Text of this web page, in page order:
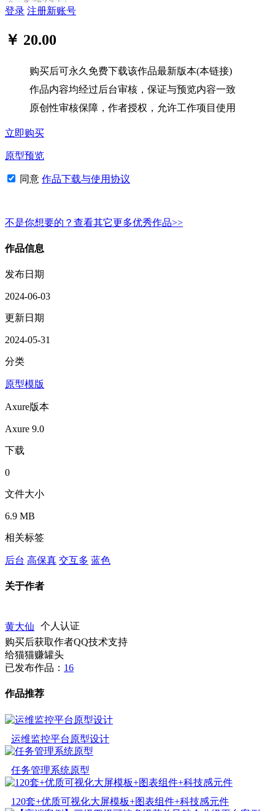
登录 注册新账号
￥ 20.00
购买后可永久免费下载该作品最新版本(本链接)
作品内容均经过后台审核，保证与预览内容一致
原创性审核保障，作者授权，允许工作项目使用
立即购买
原型预览
同意 作品下载与使用协议
不是你想要的？查看其它更多优秀作品>>
作品信息
发布日期
2024-06-03
更新日期
2024-05-31
分类
原型模版
Axure版本
Axure 9.0
下载
0
文件大小
6.9 MB
相关标签
后台 高保真 交互多 蓝色
关于作者
黄大仙
个人认证
购买后获取作者QQ技术支持
给猫猫赚罐头
已发布作品： 16
作品推荐
运维监控平台原型设计
任务管理系统原型
120套+优质可视化大屏模板+图表组件+科技感元件